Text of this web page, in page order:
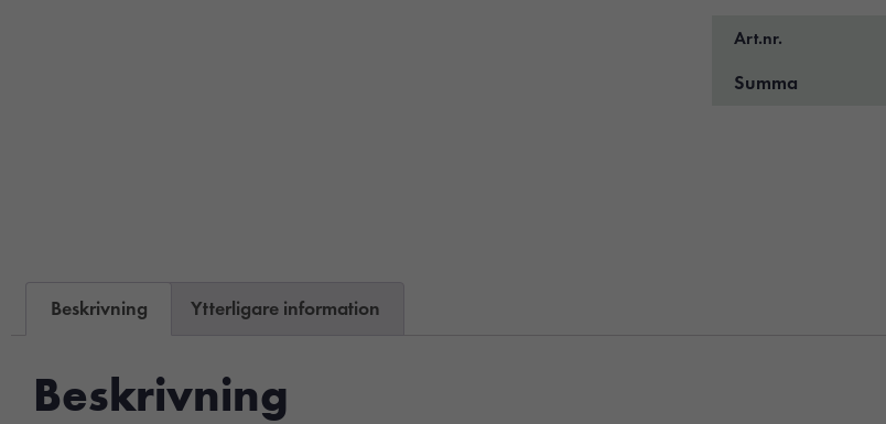
Art.nr.
Summa
Beskrivning Ytterligare information
Beskrivning